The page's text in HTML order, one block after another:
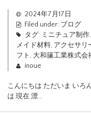
2024年7月17日
Filed under: ブログ
タグ: ミニチュア制作,
メイド材料, アクセサリ
フト , 大和籘工業株式会
inoue
こんにちは ただいま いろ
は 現在 漂…